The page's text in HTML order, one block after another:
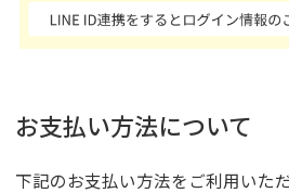
お支払い方法について
下記のお支払い方法をご利用いただ